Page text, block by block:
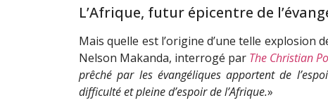
L’Afrique, futur épicentre de
Mais quelle est l’origine d’une telle explosion
Nelson Makanda, interrogé par The Christian
prêché par les évangéliques apportent de
difficulté et pleine d’espoir de l’Afrique.»